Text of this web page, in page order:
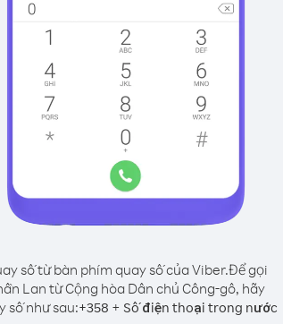
số từ bàn phím quay số của Viber.Để gọi
Lan từ Cộng hòa Dân chủ Công-gô, hãy
số như sau:+358 + Số điện thoại trong nước